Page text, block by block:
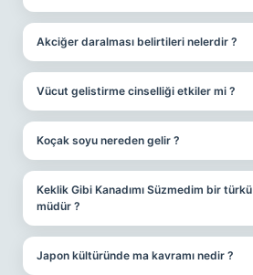
Akciğer daralması belirtileri nelerdir ?
Vücut gelistirme cinselliği etkiler mi ?
Koçak soyu nereden gelir ?
Keklik Gibi Kanadımı Süzmedim bir türkü
müdür ?
Japon kültüründe ma kavramı nedir ?